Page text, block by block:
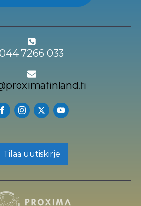
044 7266 033
Tilaa uutiskirje